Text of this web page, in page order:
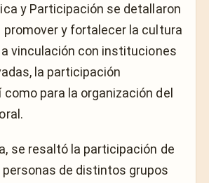
y Participación se detallaron
promover y fortalecer la cultura
vinculación con instituciones
la participación
como para la organización del
se resaltó la participación de
personas de distintos grupos